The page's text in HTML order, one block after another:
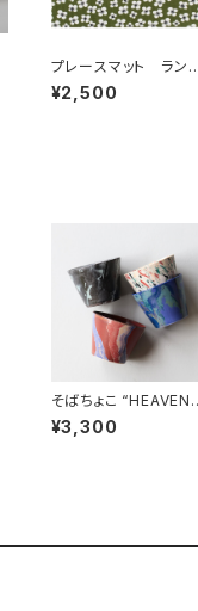
プレースマット ラン
ョンマット 「ベラミ」 /
アルメダールス/ALM
¥2,500
そばちょこ “HEAVEN
EARTH” 波佐見焼
¥3,300